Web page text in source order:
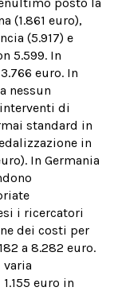
(1.861 euro),
(5.917) e
5.599. In
euro. In
nessun
di
standard in
in
In Germania
i ricercatori
dei costi per
a 8.282 euro.
euro in